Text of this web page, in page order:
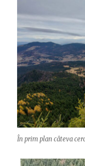
În prim plan câteva